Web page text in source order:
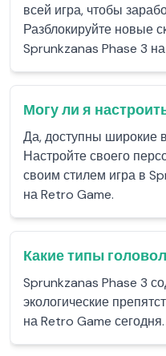
всей игра, чтобы
Разблокируйте новые
Sprunkzanas Phase 3
Могу ли я
Да, доступны широкие
Настройте своего
своим стилем игра в
на Retro Game.
Какие типы
Sprunkzanas Phase 3
экологические
на Retro Game сегодня.